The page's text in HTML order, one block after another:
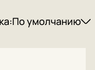
По умолчанию